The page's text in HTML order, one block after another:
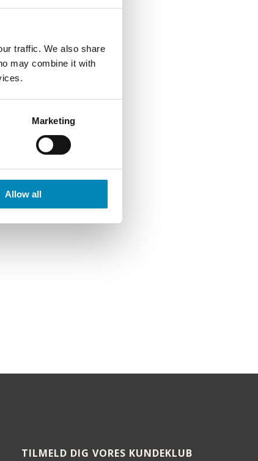
traffic. We also share
may combine it with
Marketing
Allow all
TILMELD DIG VORES KUNDEKLUB